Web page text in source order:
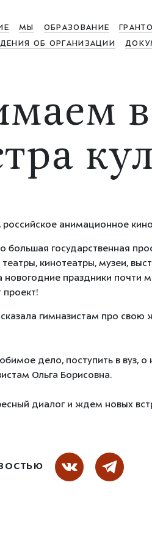
МЫ ОБРАЗОВАНИЕ
ОБ ОРГАНИЗАЦИИ
в
анимационное
большая государственная
кинотеатры, музеи,
праздники почти
гимназистам про
дело, поступить в вуз, о
Ольга Борисовна.
диалог и ждем новых